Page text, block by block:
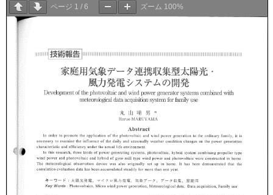
ページ 1 / 6 ズーム 100%